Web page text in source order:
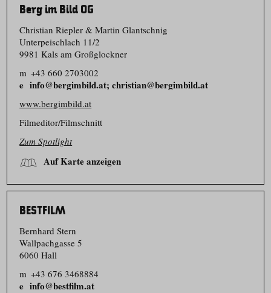
Berg im Bild OG
Christian Riepler & Martin Glantschnig
Unterpeischlach 11/​2
9981 Kals am Großglockner
m +43 660 2703002
info@bergimbild.at; christian@bergimbild.at
www.bergimbild.at
Filmeditor/​Filmschnitt
Zum Spotlight
Auf Karte anzeigen
BESTFILM
Bernhard Stern
Wallpachgasse 5
6060 Hall
m +43 676 3468884
info@bestfilm.at